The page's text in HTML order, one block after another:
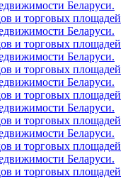
Беларуси.
и торговых площадей
Беларуси.
и торговых площадей
Беларуси.
и торговых площадей
Беларуси.
и торговых площадей
Беларуси.
и торговых площадей
Беларуси.
и торговых площадей
Беларуси.
и торговых площадей